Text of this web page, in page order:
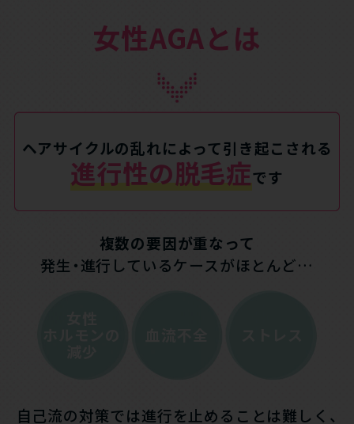
女性AGAとは
ヘアサイクルの乱れによって引き起こされる
進行性の脱毛症です
複数の要因が重なって
発生・進行しているケースがほとんど…
自己流の対策では進行を止めることは難しく、